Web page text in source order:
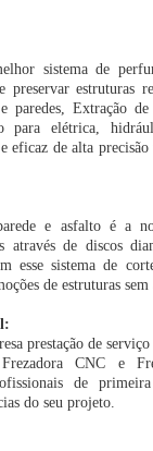
sistema de
preservar estruturas
paredes, Extração
para elétrica,
eficaz de alta
e asfalto é a
através de discos
esse sistema de
de estruturas sem
prestação de
Frezadora CNC e
de
do seu projeto.